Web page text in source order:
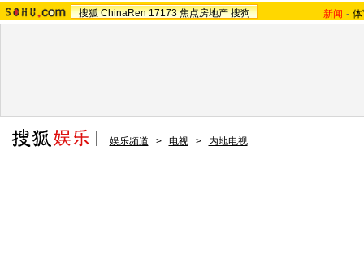
搜狐 ChinaRen 17173 焦点房地产 搜狗 新闻 -
娱乐频道 > 电视 > 内地电视